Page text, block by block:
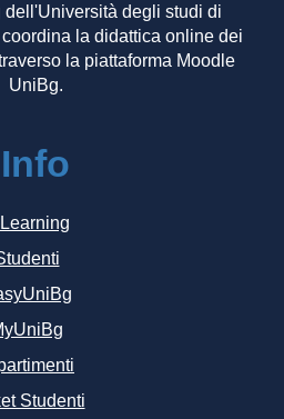
dell'Università degli studi di
la didattica online dei
la piattaforma Moodle
UniBg.
Info
Studenti